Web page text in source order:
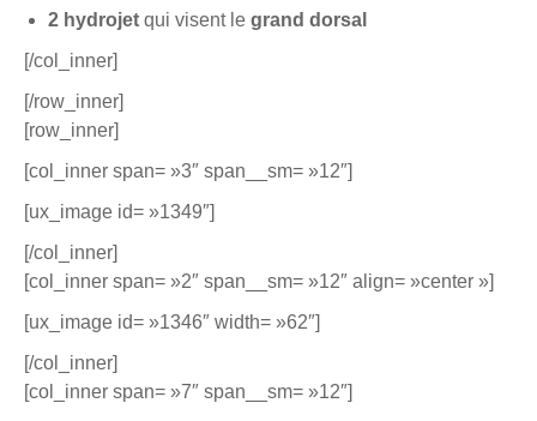
2 hydrojet qui visent le grand dorsal
[/col_inner]
[/row_inner]
[row_inner]
[col_inner span= »3″ span__sm= »12″]
[ux_image id= »1349″]
[/col_inner]
[col_inner span= »2″ span__sm= »12″ align= »center »]
[ux_image id= »1346″ width= »62″]
[/col_inner]
[col_inner span= »7″ span__sm= »12″]